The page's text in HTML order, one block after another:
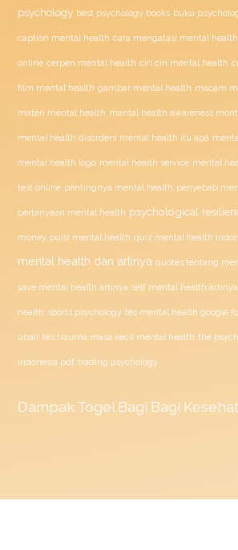
psychology best psychology books buku
caption mental health cara mengatasi mental health
online cerpen mental health ciri ciri mental health
film mental health gambar mental health macam
materi mental health mental health awareness
mental health disorders mental health itu apa
mental health logo mental health service mental
test online pentingnya mental health penyebab
pertanyaan mental health psychological
money puisi mental health quiz mental health
mental health dan artinya quotes tentang
save mental health artinya self mental health artinya
health sports psychology tes mental health google
unair tes trauma masa kecil mental health the
indonesia pdf trading psychology
Dampak Togel Bagi Bagi